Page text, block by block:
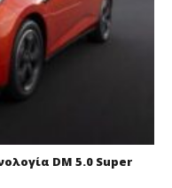
DM 5.0 Super